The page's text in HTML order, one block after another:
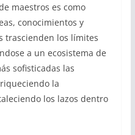
maestros es como
conocimientos y
trascienden los límites
a un ecosistema de
sofisticadas las
la
los lazos dentro